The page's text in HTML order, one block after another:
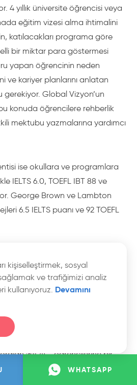
WHATSAPP
kişiselleştirmek, sosyal
ve trafiğimizi analiz
kullanıyoruz. Devamını
4 yıllık üniversite öğrencisi veya
eğitim vizesi alma ihtimalini
katılacakları programa göre
bir miktar para göstermesi
yapan öğrencinin neden
ve kariyer planlarını anlatan
Global Vizyon’un
konuda öğrencilere rehberlik
mektubu yazmalarına yardımcı
ise okullara ve programlara
IELTS 6.0, TOEFL IBT 88 ve
George Brown ve Lambton
6.5 IELTS puanı ve 92 TOEFL
alternatif bir yolu bulunuyor.
katılmak isteyen öğrenci,
okuluna kayıt olup, aldığı
devlet koleji programına
kadar bu fazladan maliyet
@ILAC, öğrencilerine bir
şartlı kabul sağlayan